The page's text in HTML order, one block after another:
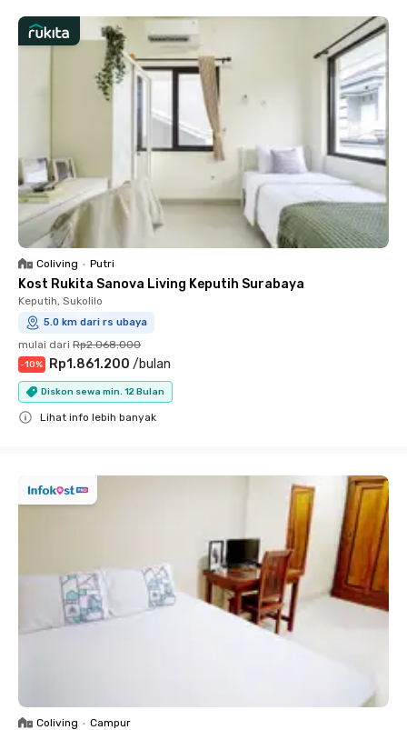
Coliving • Putri
Kost Rukita Sanova Living Keputih Surabaya
Keputih, Sukolilo
5.0 km dari rs ubaya
mulai dari Rp2.068.000
-10% Rp1.861.200 /bulan
Diskon sewa min. 12 Bulan
Lihat info lebih banyak
Coliving • Campur